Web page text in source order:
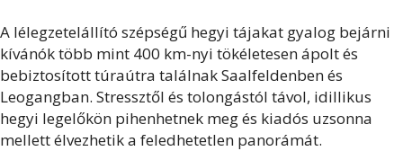
A lélegzetelállító szépségű hegyi tájakat gyalog bejárni
kívánók több mint 400 km-nyi tökéletesen ápolt és
bebiztosított túraútra találnak Saalfeldenben és
Leogangban. Stressztől és tolongástól távol, idillikus
hegyi legelőkön pihenhetnek meg és kiadós uzsonna
mellett élvezhetik a feledhetetlen panorámát.